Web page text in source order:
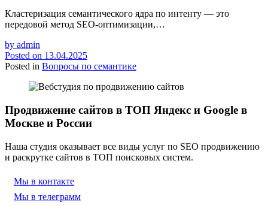
Кластеризация семантического ядра по интенту — это
передовой метод SEO-оптимизации,…
by admin
Posted on 13.04.2025
Posted in Вопросы по семантике
Продвижение сайтов в ТОП Яндекс и Google в
Москве и России
Наша студия оказывает все виды услуг по SEO продвижению
и раскрутке сайтов в ТОП поисковых систем.
Мы в контакте
Мы в телеграмм